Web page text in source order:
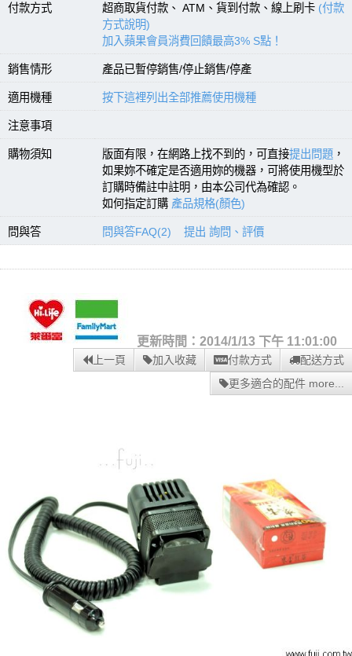
付款方式 超商取貨付款、 ATM、貨到付款、線上刷卡 (付款
方式說明)
加入蘋果會員消費回饋最高3% S點！
銷售情形 產品已暫停銷售/停止銷售/停產
適用機種 按下這裡列出全部推薦使用機種
注意事項
購物須知 版面有限，在網路上找不到的，可直接提出問題 ，
如果妳不確定是否適用妳的機器，可將使用機型於
訂購時備註中註明，由本公司代為確認。
如何指定訂購 產品規格(顏色)
問與答 問與答FAQ(2) 提出 詢問、評價
更新時間：2014/1/13 下午 11:01:00
上一頁 加入收藏 付款方式
配送方式
更多適合的配件 more...